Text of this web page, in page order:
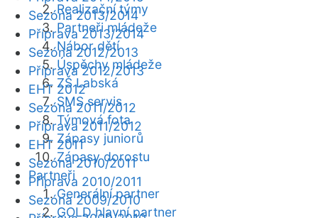
Realizační týmy
Partneři mládeže
Nábor dětí
Úspěchy mládeže
ZŠ Labská
SMS servis
Týmová fota
Zápasy juniorů
Zápasy dorostu
Partneři
Generální partner
GOLD hlavní partner
Sezóna 2013/2014
Příprava 2013/2014
Sezóna 2012/2013
Příprava 2012/2013
EHT 2012
Sezóna 2011/2012
Příprava 2011/2012
EHT 2011
Sezóna 2010/2011
Příprava 2010/2011
Sezóna 2009/2010